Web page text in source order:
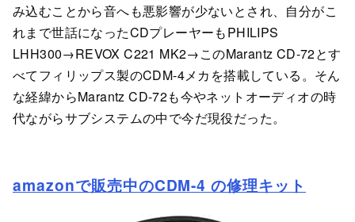
み込むことから音へも悪影響が少ないとされ、自分がこ
れまで世話になったCDプレーヤーもPHILIPS
LHH300→REVOX C221 MK2→このMarantz CD-72とす
べてフィリップス製のCDM-4メカを搭載している。そん
な経緯からMarantz CD-72も今やネットオーディオの時
代ながらサブシステムの中で今だ現役だった。
amazonで販売中のCDM-4 の修理キット